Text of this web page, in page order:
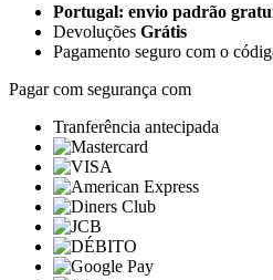
Portugal: envio padrão
Devoluções Grátis
Pagamento seguro com o
Pagar com segurança com
Tranferência antecipada